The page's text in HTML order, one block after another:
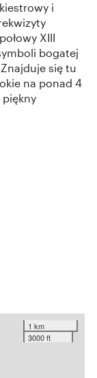
i
XIII
bogatej
się tu
na ponad 4
1 km
3000 ft